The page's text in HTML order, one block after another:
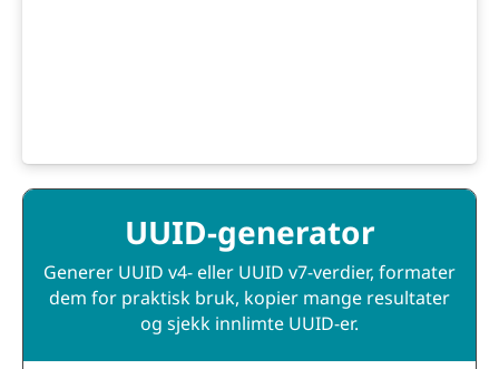
UUID-generator
Generer UUID v4- eller UUID v7-verdier, formater
dem for praktisk bruk, kopier mange resultater
og sjekk innlimte UUID-er.